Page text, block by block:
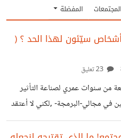
المجتمعات المفضلة
سيّئون لهذا الحد ؟ (
سنوات عمري لصناعة التأثير
في مجالي-البرمجة- ,لكني لا أعتقد
التطلّع ، فبمرور الوقت أصبحتُ أكثر